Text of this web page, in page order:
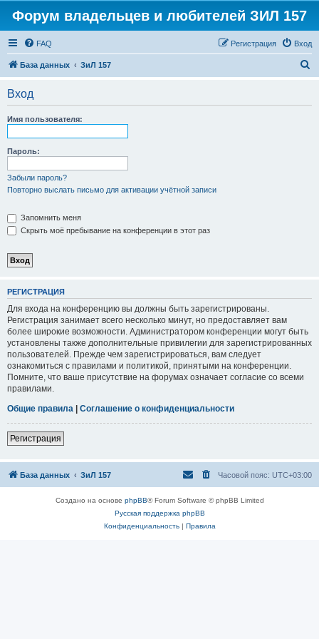
Форум владельцев и любителей ЗИЛ 157
FAQ Вход
Регистрация
База данных ЗиЛ 157
Вход
Имя пользователя:
Пароль:
Забыли пароль?
Повторно выслать письмо для активации учётной записи
Запомнить меня
Скрыть моё пребывание на конференции в этот раз
РЕГИСТРАЦИЯ
Для входа на конференцию вы должны быть зарегистрированы.
Регистрация занимает всего несколько минут, но предоставляет вам
более широкие возможности. Администратором конференции могут быть
установлены также дополнительные привилегии для зарегистрированных
пользователей. Прежде чем зарегистрироваться, вам следует
ознакомиться с правилами и политикой, принятыми на конференции.
Помните, что ваше присутствие на форумах означает согласие со всеми
правилами.
Общие правила | Соглашение о конфиденциальности
Регистрация
База данных ЗиЛ 157 Часовой пояс: UTC+03:00
Создано на основе phpBB® Forum Software © phpBB Limited
Русская поддержка phpBB
Конфиденциальность| Правила